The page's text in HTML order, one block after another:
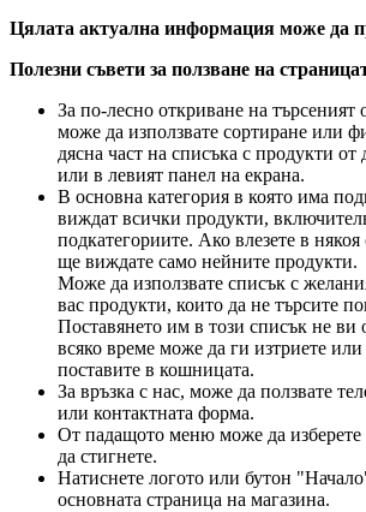
Цялата актуална информация може да
Полезни съвети за ползване на
За по-лесно откриване на търсеният
може да използвате сортиране или
дясна част на списъка с продукти от
или в левият панел на екрана.
В основна категория в която има
виждат всички продукти,
подкатегориите. Ако влезете в
ще виждате само нейните продукти.
Може да използвате списък с
вас продукти, които да не търсите
Поставянето им в този списък не ви
всяко време може да ги изтриете
поставите в кошницата.
За връзка с нас, може да ползвате
или контактната форма.
От падащото меню може да изберете
да стигнете.
Натиснете логото или бутон
основната страница на магазина.